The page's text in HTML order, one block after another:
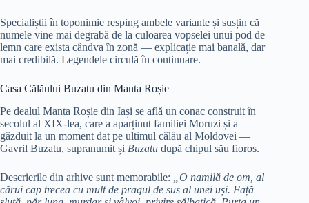
Specialiștii în toponimie resping ambele variante și susțin că
numele vine mai degrabă de la culoarea vopselei unui pod de
lemn care exista cândva în zonă — explicație mai banală, dar
mai credibilă. Legendele circulă în continuare.
Casa Călăului Buzatu din Manta Roșie
Pe dealul Manta Roșie din Iași se află un conac construit în
secolul al XIX-lea, care a aparținut familiei Moruzi și a
găzduit la un moment dat pe ultimul călău al Moldovei —
Gavril Buzatu, supranumit și Buzatu după chipul său fioros.
Descrierile din arhive sunt memorabile:
„O namilă de om, al
cărui cap trecea cu mult de pragul de sus al unei uși. Față